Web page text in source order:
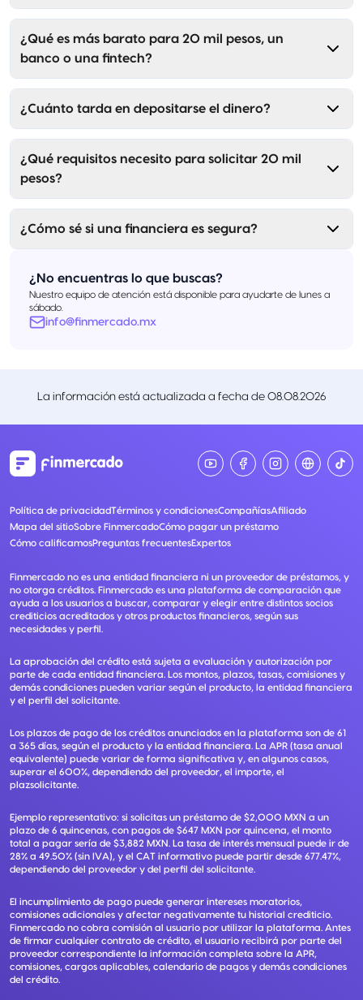
¿Qué es más barato para 20 mil pesos, un
banco o una fintech?
¿Cuánto tarda en depositarse el dinero?
¿Qué requisitos necesito para solicitar 20 mil
pesos?
¿Cómo sé si una financiera es segura?
¿No encuentras lo que buscas?
Nuestro equipo de atención está disponible para ayudarte de lunes a
sábado.
info@finmercado.mx
La información está actualizada a fecha de 08.08.2026
Política de privacidadTérminos y condicionesCompañíasAfiliado
Mapa del sitioSobre FinmercadoCómo pagar un préstamo
Cómo calificamosPreguntas frecuentesExpertos
Finmercado no es una entidad financiera ni un proveedor de préstamos, y
no otorga créditos. Finmercado es una plataforma de comparación que
ayuda a los usuarios a buscar, comparar y elegir entre distintos socios
crediticios acreditados y otros productos financieros, según sus
necesidades y perfil.
La aprobación del crédito está sujeta a evaluación y autorización por
parte de cada entidad financiera. Los montos, plazos, tasas, comisiones y
demás condiciones pueden variar según el producto, la entidad financiera
y el perfil del solicitante.
Los plazos de pago de los créditos anunciados en la plataforma son de 61
a 365 días, según el producto y la entidad financiera. La APR (tasa anual
equivalente) puede variar de forma significativa y, en algunos casos,
superar el 600%, dependiendo del proveedor, el importe, el
plazsolicitante.
Ejemplo representativo: si solicitas un préstamo de $2,000 MXN a un
plazo de 6 quincenas, con pagos de $647 MXN por quincena, el monto
total a pagar sería de $3,882 MXN. La tasa de interés mensual puede ir de
28% a 49.50% (sin IVA), y el CAT informativo puede partir desde 677.47%,
dependiendo del proveedor y del perfil del solicitante.
El incumplimiento de pago puede generar intereses moratorios,
comisiones adicionales y afectar negativamente tu historial crediticio.
Finmercado no cobra comisión al usuario por utilizar la plataforma. Antes
de firmar cualquier contrato de crédito, el usuario recibirá por parte del
proveedor correspondiente la información completa sobre la APR,
comisiones, cargos aplicables, calendario de pagos y demás condiciones
del crédito.